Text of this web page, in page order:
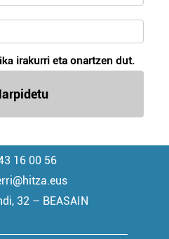
irakurri eta onartzen dut.
16 00 56
32 – BEASAIN